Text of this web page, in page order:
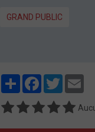
GRAND PUBLIC
PartagerFacebookTwitter